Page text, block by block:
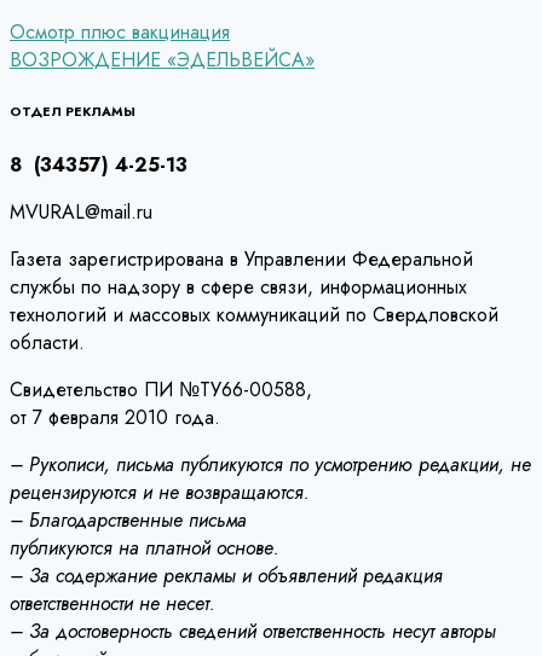
Навигация
по
записям
Осмотр плюс вакцинация
ВОЗРОЖДЕНИЕ «ЭДЕЛЬВЕЙСА»
ОТДЕЛ РЕКЛАМЫ
8 (34357) 4-25-13
MVURAL@mail.ru
Газета зарегистрирована в Управлении Федеральной
службы по надзору в сфере связи, информационных
технологий и массовых коммуникаций по Свердловской
области.
Свидетельство ПИ №ТУ66-00588,
от 7 февраля 2010 года.
– Рукописи, письма публикуются по усмотрению редакции, не
рецензируются и не возвращаются.
– Благодарственные письма
публикуются на платной основе.
– За содержание рекламы и объявлений редакция
ответственности не несет.
– За достоверность сведений ответственность несут авторы